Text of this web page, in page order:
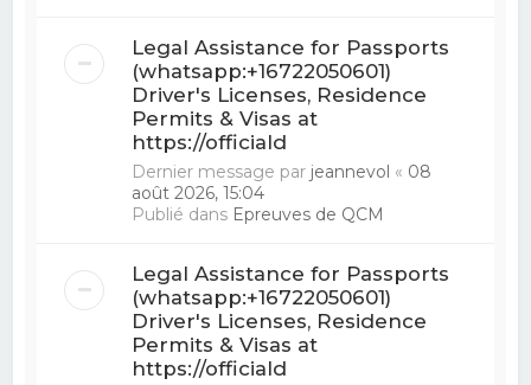
Legal Assistance for Passports
(whatsapp:+16722050601)
Driver's Licenses, Residence
Permits & Visas at
https://officiald
Dernier message par jeannevol « 08
août 2026, 15:04
Publié dans Epreuves de QCM
Legal Assistance for Passports
(whatsapp:+16722050601)
Driver's Licenses, Residence
Permits & Visas at
https://officiald